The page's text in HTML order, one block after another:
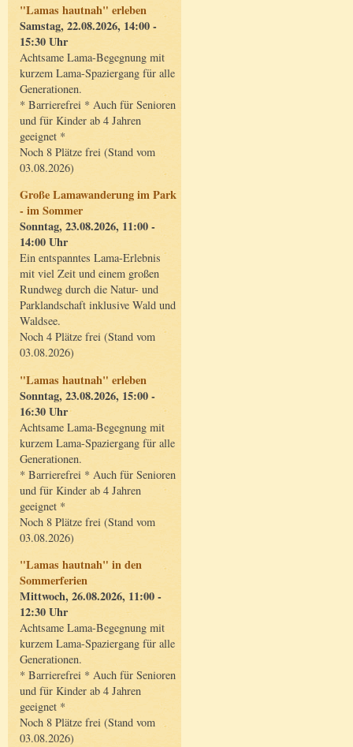
"Lamas hautnah" erleben
Samstag, 22.08.2026, 14:00 -
15:30 Uhr
Achtsame Lama-Begegnung mit
kurzem Lama-Spaziergang für alle
Generationen.
* Barrierefrei * Auch für Senioren
und für Kinder ab 4 Jahren
geeignet *
Noch 8 Plätze frei (Stand vom
03.08.2026)
Große Lamawanderung im Park
- im Sommer
Sonntag, 23.08.2026, 11:00 -
14:00 Uhr
Ein entspanntes Lama-Erlebnis
mit viel Zeit und einem großen
Rundweg durch die Natur- und
Parklandschaft inklusive Wald und
Waldsee.
Noch 4 Plätze frei (Stand vom
03.08.2026)
"Lamas hautnah" erleben
Sonntag, 23.08.2026, 15:00 -
16:30 Uhr
Achtsame Lama-Begegnung mit
kurzem Lama-Spaziergang für alle
Generationen.
* Barrierefrei * Auch für Senioren
und für Kinder ab 4 Jahren
geeignet *
Noch 8 Plätze frei (Stand vom
03.08.2026)
"Lamas hautnah" in den
Sommerferien
Mittwoch, 26.08.2026, 11:00 -
12:30 Uhr
Achtsame Lama-Begegnung mit
kurzem Lama-Spaziergang für alle
Generationen.
* Barrierefrei * Auch für Senioren
und für Kinder ab 4 Jahren
geeignet *
Noch 8 Plätze frei (Stand vom
03.08.2026)